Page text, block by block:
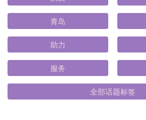
青岛
助力
服务
全部话题标签